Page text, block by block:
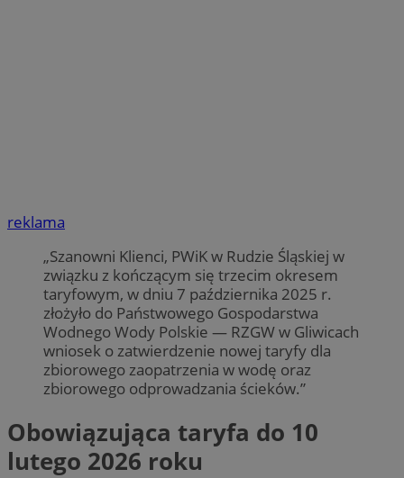
reklama
„Szanowni Klienci, PWiK w Rudzie Śląskiej w
związku z kończącym się trzecim okresem
taryfowym, w dniu 7 października 2025 r.
złożyło do Państwowego Gospodarstwa
Wodnego Wody Polskie ― RZGW w Gliwicach
wniosek o zatwierdzenie nowej taryfy dla
zbiorowego zaopatrzenia w wodę oraz
zbiorowego odprowadzania ścieków.”
Obowiązująca taryfa do 10
lutego 2026 roku